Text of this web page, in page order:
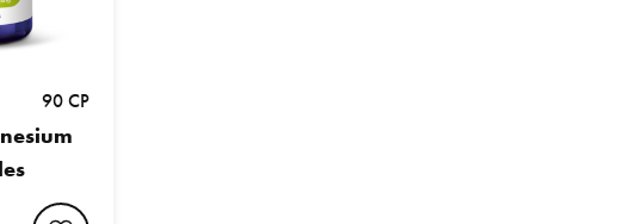
90 CP
favorite button